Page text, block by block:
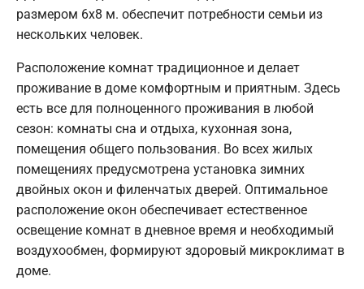
размером 6х8 м. обеспечит потребности семьи из
нескольких человек.
Расположение комнат традиционное и делает
проживание в доме комфортным и приятным. Здесь
есть все для полноценного проживания в любой
сезон: комнаты сна и отдыха, кухонная зона,
помещения общего пользования. Во всех жилых
помещениях предусмотрена установка зимних
двойных окон и филенчатых дверей. Оптимальное
расположение окон обеспечивает естественное
освещение комнат в дневное время и необходимый
воздухообмен, формируют здоровый микроклимат в
доме.